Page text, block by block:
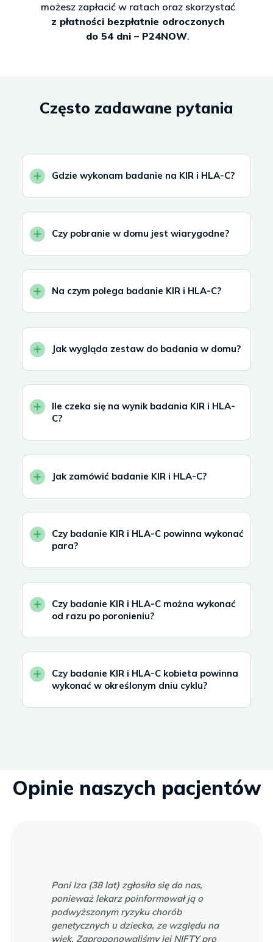
możesz zapłacić w ratach oraz skorzystać
z płatności bezpłatnie odroczonych
do 54 dni – P24NOW.
Często zadawane pytania
Gdzie wykonam badanie na KIR i HLA-C?
Czy pobranie w domu jest wiarygodne?
Na czym polega badanie KIR i HLA-C?
Jak wygląda zestaw do badania w domu?
Ile czeka się na wynik badania KIR i HLA-
C?
Jak zamówić badanie KIR i HLA-C?
Czy badanie KIR i HLA-C powinna wykonać
para?
Czy badanie KIR i HLA-C można wykonać
od razu po poronieniu?
Czy badanie KIR i HLA-C kobieta powinna
wykonać w określonym dniu cyklu?
Opinie naszych pacjentów
Pani Iza (38 lat) zgłosiła się do nas,
ponieważ lekarz poinformował ją o
podwyższonym ryzyku chorób
genetycznych u dziecka, ze względu na
wiek. Zaproponowaliśmy jej NIFTY pro